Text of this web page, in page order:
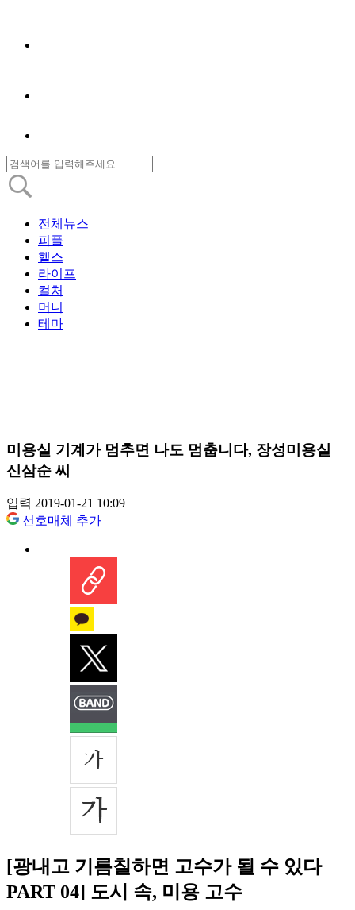
전체뉴스
피플
헬스
라이프
컬처
머니
테마
미용실 기계가 멈추면 나도 멈춥니다, 장성미용실
신삼순 씨
입력 2019-01-21 10:09
선호매체 추가
[광내고 기름칠하면 고수가 될 수 있다
PART 04] 도시 속, 미용 고수